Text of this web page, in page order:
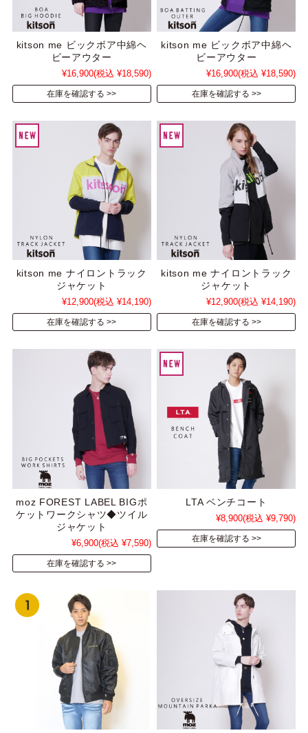
kitson me ビックボア中綿ヘ
ビーアウター
¥16,900(税込 ¥18,590)
在庫を確認する
kitson me ビックボア中綿ヘ
ビーアウター
¥16,900(税込 ¥18,590)
在庫を確認する
kitson me ナイロントラック
ジャケット
¥12,900(税込 ¥14,190)
在庫を確認する
kitson me ナイロントラック
ジャケット
¥12,900(税込 ¥14,190)
在庫を確認する
moz FOREST LABEL BIGポ
ケットワークシャツ◆ツイル
ジャケット
¥6,900(税込 ¥7,590)
在庫を確認する
LTA ベンチコート
¥8,900(税込 ¥9,790)
在庫を確認する